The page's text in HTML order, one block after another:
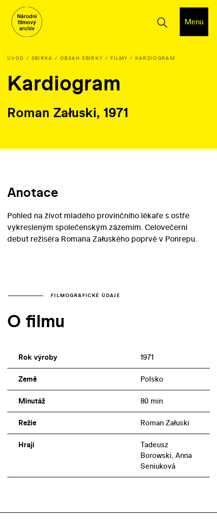
Menu
ÚVOD SBÍRKA OBSAH SBÍRKY FILMY KARDIOGRAM
Kardiogram
Roman Załuski, 1971
Anotace
Pohled na život mladého provinčního lékaře s ostře
vykresleným společenským zázemím. Celovečerní
debut režiséra Romana Załuského poprvé v Ponrepu.
FILMOGRAFICKÉ ÚDAJE
O filmu
Rok výroby 1971
Země Polsko
Minutáž 80 min
Režie Roman Załuski
Hrají
Tadeusz
Borowski, Anna
Seniuková